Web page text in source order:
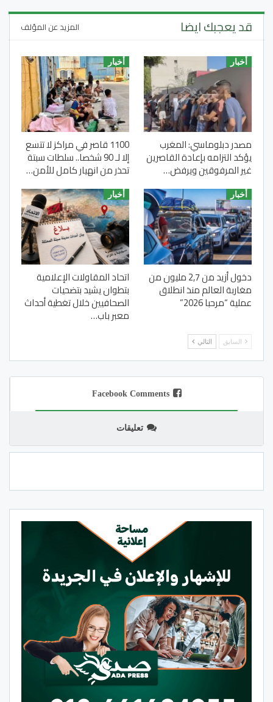
قد يعجبك ايضا المزيد عن المؤلف
أخبار
مصدر دبلوماسي: المغرب
يؤكد التزامه بإعادة القاصرين
غير المرفوقين ويرفض…
أخبار
1100 قاصر في مراكز لا تتسع
إلا لـ 90 شخصا.. سلطات سبتة
تحذر من انهيار كامل للأمن…
أخبار
دخول أزيد من 2,7 مليون من
مغاربة العالم منذ انطلاق
عملية “مرحبا 2026”
أخبار
اتحاد المقاولات الإعلامية
بتطوان يشيد بتضحيات
الصحافيين خلال تغطية أحداث
معبر باب…
السابق التالي
Facebook Comments
تعليقات